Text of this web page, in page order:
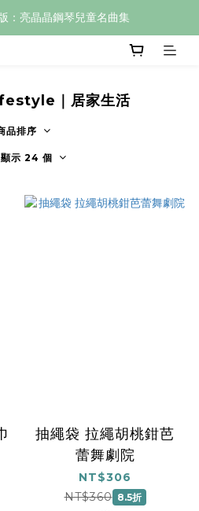
：亮晶晶鋼琴兒童名曲集
｜居家生活
品排序
示 24 個
抽繩袋 拉繩胡桃鉗芭
蕾舞劇院
NT$306
NT$360 8.5折